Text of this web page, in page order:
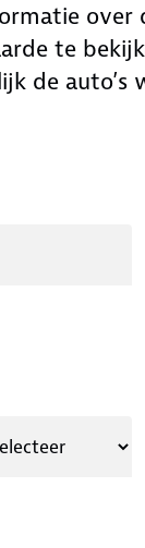
over
te
de